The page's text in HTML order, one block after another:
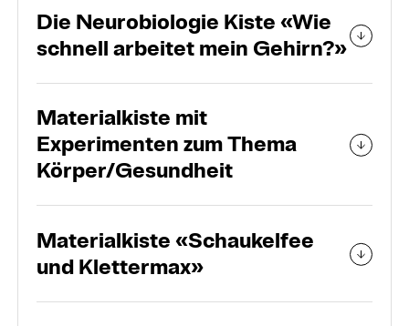
Die Neurobiologie Kiste «Wie
schnell arbeitet mein Gehirn?»
Materialkiste mit
Experimenten zum Thema
Körper/Gesundheit
Materialkiste «Schaukelfee
und Klettermax»